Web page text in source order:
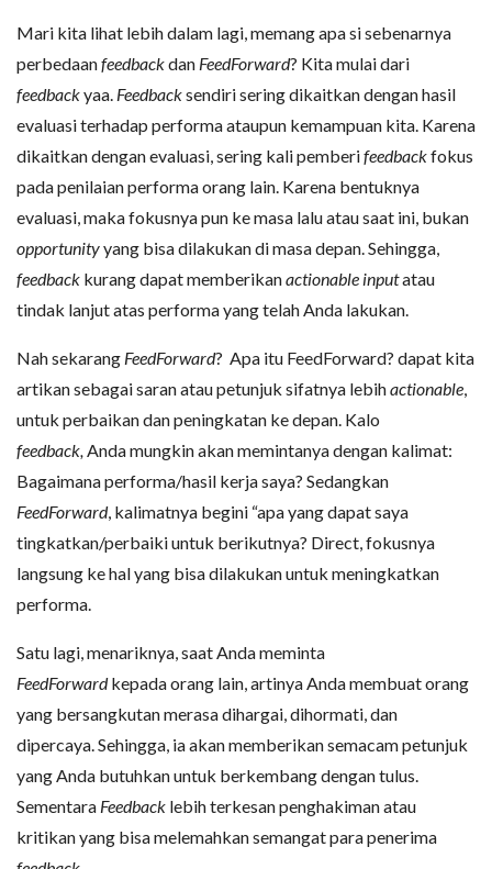
Mari kita lihat lebih dalam lagi, memang apa si sebenarnya
perbedaanfeedbackdan FeedForward? Kita mulai dari
feedbackyaa. Feedbacksendiri sering dikaitkan dengan hasil
evaluasi terhadap performa ataupun kemampuan kita. Karena
dikaitkan dengan evaluasi, sering kali pemberifeedbackfokus
pada penilaian performa orang lain. Karena bentuknya
evaluasi, maka fokusnya pun ke masa lalu atau saat ini, bukan
opportunityyang bisa dilakukan di masa depan. Sehingga,
feedback kurang dapat memberikanactionable inputatau
tindak lanjut atas performa yang telah Anda lakukan.
Nah sekarang FeedForward? Apa itu FeedForward? dapat kita
artikan sebagai saran atau petunjuk sifatnya lebihactionable,
untuk perbaikan dan peningkatan ke depan. Kalo
feedback,Anda mungkin akan memintanya dengan kalimat:
Bagaimana performa/hasil kerja saya? Sedangkan
FeedForward, kalimatnya begini “apa yang dapat saya
tingkatkan/perbaiki untuk berikutnya? Direct, fokusnya
langsung ke hal yang bisa dilakukan untuk meningkatkan
performa.
Satu lagi, menariknya, saat Anda meminta
FeedForwardkepada orang lain, artinya Anda membuat orang
yang bersangkutan merasa dihargai, dihormati, dan
dipercaya. Sehingga, ia akan memberikan semacam petunjuk
yang Anda butuhkan untuk berkembang dengan tulus.
Sementara Feedback lebih terkesan penghakiman atau
kritikan yang bisa melemahkan semangat para penerima